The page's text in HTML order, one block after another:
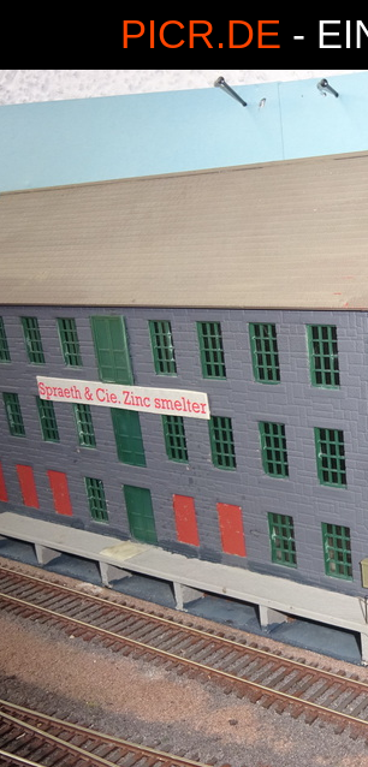
PICR.DE -